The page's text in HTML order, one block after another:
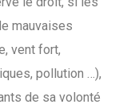
mauvaises
vent fort,
pollution …),
de sa volonté